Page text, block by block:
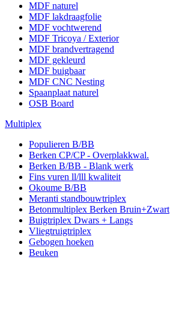
MDF naturel
MDF lakdraagfolie
MDF vochtwerend
MDF Tricoya / Exterior
MDF brandvertragend
MDF gekleurd
MDF buigbaar
MDF CNC Nesting
Spaanplaat naturel
OSB Board
Multiplex
Populieren B/BB
Berken CP/CP - Overplakkwal.
Berken B/BB - Blank werk
Fins vuren ll/lll kwaliteit
Okoume B/BB
Meranti standbouwtriplex
Betonmultiplex Berken Bruin+Zwart
Buigtriplex Dwars + Langs
Vliegtruigtriplex
Gebogen hoeken
Beuken